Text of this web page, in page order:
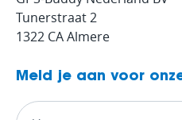
Tunerstraat 2
1322 CA Almere
Meld je aan voor